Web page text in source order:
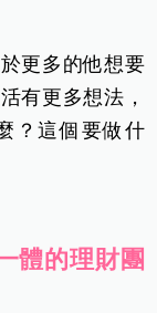
更多的他想要
有更多想法，
？這個要做什
體的理財團